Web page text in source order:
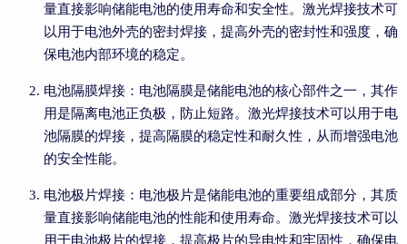
量直接影响储能电池的使用寿命和安全性。激光焊接技术可
以用于电池外壳的密封焊接，提高外壳的密封性和强度，确
保电池内部环境的稳定。
电池隔膜焊接：电池隔膜是储能电池的核心部件之一，其作
用是隔离电池正负极，防止短路。激光焊接技术可以用于电
池隔膜的焊接，提高隔膜的稳定性和耐久性，从而增强电池
的安全性能。
电池极片焊接：电池极片是储能电池的重要组成部分，其质
量直接影响储能电池的性能和使用寿命。激光焊接技术可以
用于电池极片的焊接，提高极片的导电性和牢固性，确保电